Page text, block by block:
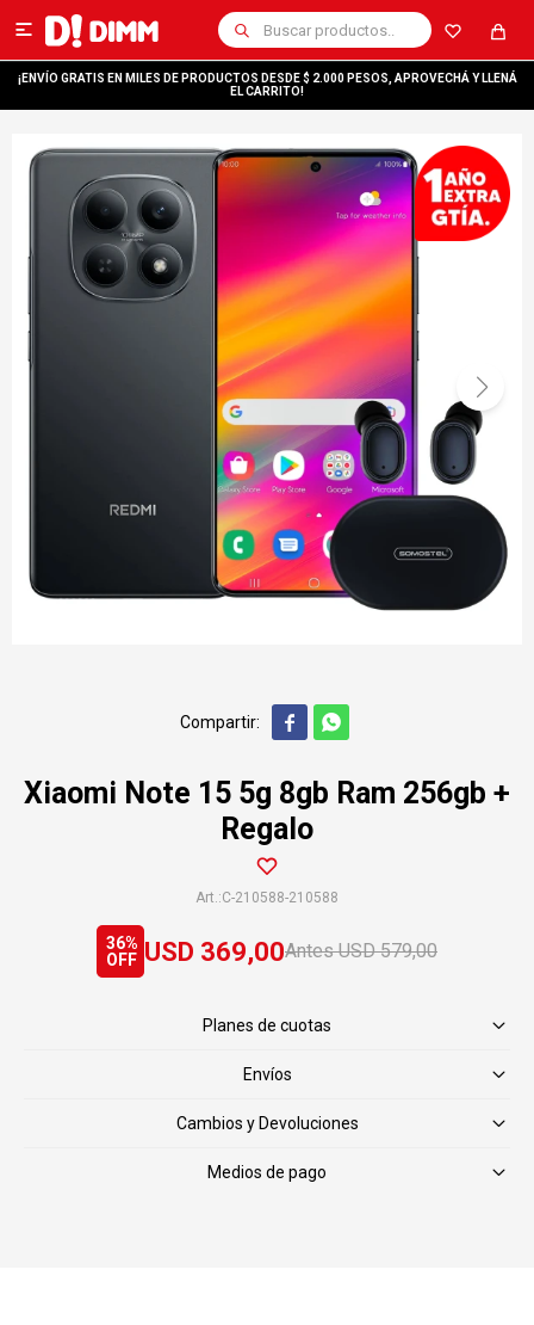

¡ENVÍO GRATIS EN MILES DE PRODUCTOS DESDE $ 2.000 PESOS, APROVECHÁ Y LLENÁ
EL CARRITO!
 
Xiaomi Note 15 5g 8gb Ram 256gb +
Regalo
C-210588-210588
USD 369,00 USD 579,00
36
Planes de cuotas
Envíos
Cambios y Devoluciones
Medios de pago